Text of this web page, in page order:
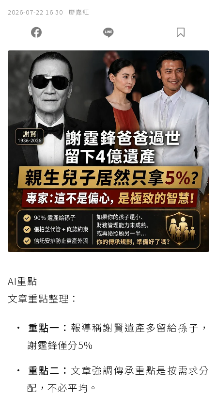
2026-07-22 16:30 廖嘉紅
AI重點
文章重點整理：
重點一： 報導稱謝賢遺產多留給孫子，
謝霆鋒僅分5%
重點二： 文章強調傳承重點是按需求分
配，不必平均。